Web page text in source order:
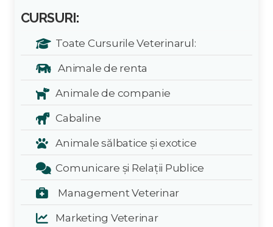
CURSURI:
Toate Cursurile Veterinarul:
Animale de renta
Animale de companie
Cabaline
Animale sălbatice și exotice
Comunicare și Relații Publice
Management Veterinar
Marketing Veterinar